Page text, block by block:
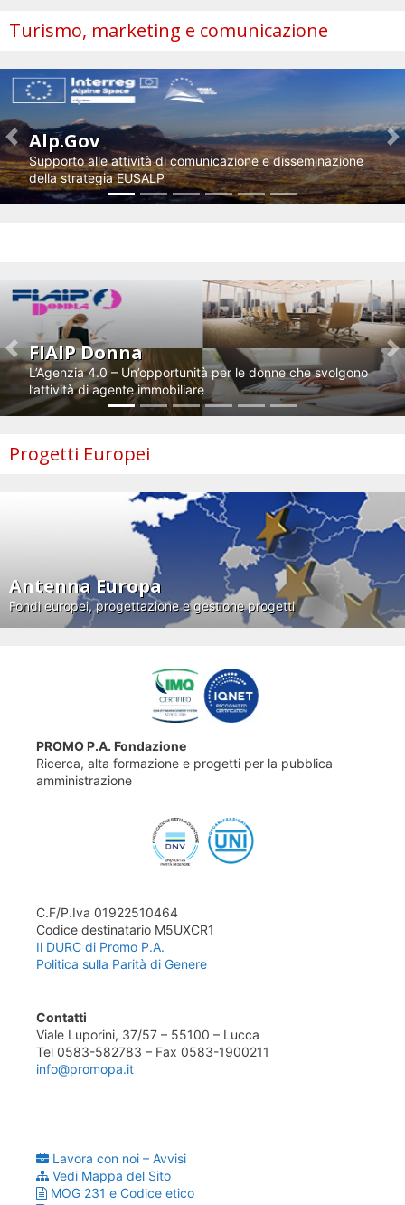
Turismo, marketing e comunicazione
Alp.Gov
Supporto alle attività di comunicazione e disseminazione
della strategia EUSALP
Previous
FIAIP Donna
L’Agenzia 4.0 – Un’opportunità per le donne che svolgono
l’attività di agente immobiliare
Previous
Progetti Europei
Antenna Europa
Fondi europei, progettazione e gestione progetti
PROMO P.A. Fondazione
Ricerca, alta formazione e progetti per la pubblica
amministrazione
C.F/P.Iva 01922510464
Codice destinatario M5UXCR1
Il DURC di Promo P.A.
Politica sulla Parità di Genere
Contatti
Viale Luporini, 37/57 – 55100 – Lucca
Tel 0583-582783 – Fax 0583-1900211
info@promopa.it
Lavora con noi – Avvisi
Vedi Mappa del Sito
MOG 231 e Codice etico